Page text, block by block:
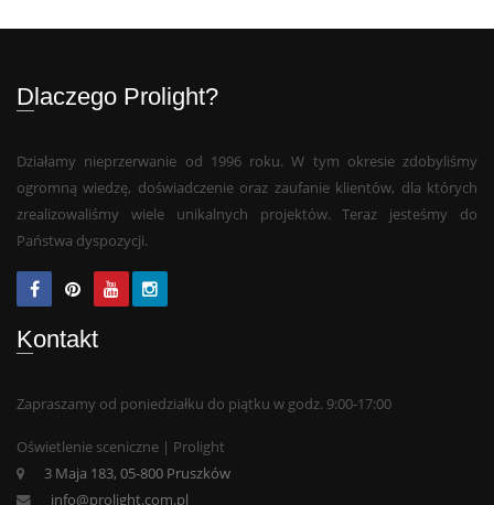
Altman
Xeos
Dlaczego Prolight?
Działamy nieprzerwanie od 1996 roku. W tym okresie zdobyliśmy
ogromną wiedzę, doświadczenie oraz zaufanie klientów, dla których
zrealizowaliśmy wiele unikalnych projektów. Teraz jesteśmy do
Państwa dyspozycji.
Kontakt
Zapraszamy od poniedziałku do piątku w godz. 9:00-17:00
Oświetlenie sceniczne | Prolight
3 Maja 183, 05-800 Pruszków
info@prolight.com.pl